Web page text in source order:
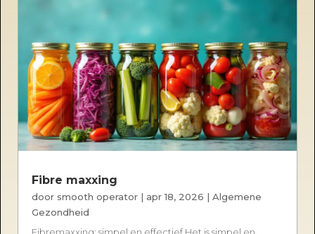
Fibre maxxing
door smooth operator | apr 18, 2026 |Algemene
Gezondheid